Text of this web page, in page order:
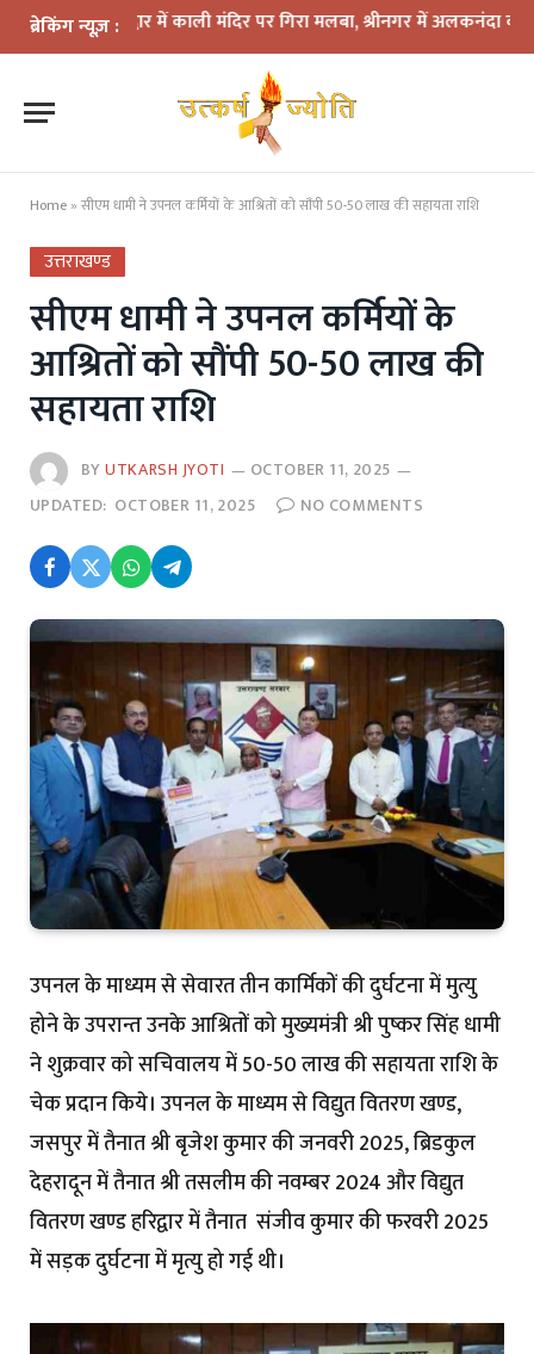
ब्रेकिंग न्यूज़ :
हरिद्वार में काली मंदिर पर गिरा मलबा, श्रीनगर में अलकनंदा का जलस्तर
Home » सीएम धामी ने उपनल कर्मियों के आश्रितों को सौंपी 50-50 लाख की सहायता राशि
उत्तराखण्ड
सीएम धामी ने उपनल कर्मियों के
आश्रितों को सौंपी 50-50 लाख की
सहायता राशि
BYUTKARSH JYOTI
OCTOBER 11, 2025
UPDATED: OCTOBER 11, 2025 NO COMMENTS
उपनल के माध्यम से सेवारत तीन कार्मिकों की दुर्घटना में मुत्यु
होने के उपरान्त उनके आश्रितों को मुख्यमंत्री श्री पुष्कर सिंह धामी
ने शुक्रवार को सचिवालय में 50-50 लाख की सहायता राशि के
चेक प्रदान किये। उपनल के माध्यम से विद्युत वितरण खण्ड,
जसपुर में तैनात श्री बृजेश कुमार की जनवरी 2025, ब्रिडकुल
देहरादून में तैनात श्री तसलीम की नवम्बर 2024 और विद्युत
वितरण खण्ड हरिद्वार में तैनात संजीव कुमार की फरवरी 2025
में सड़क दुर्घटना में मृत्यु हो गई थी।